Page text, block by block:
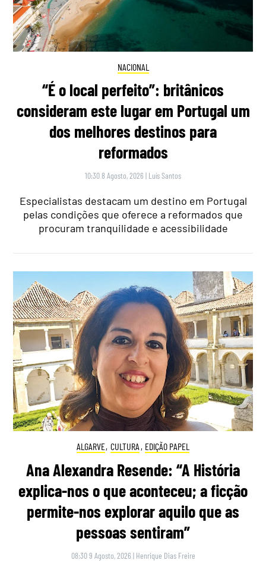
NACIONAL
“É o local perfeito”: britânicos
consideram este lugar em Portugal um
dos melhores destinos para
reformados
10:30 8 Agosto, 2026 | Luís Santos
Especialistas destacam um destino em Portugal
pelas condições que oferece a reformados que
procuram tranquilidade e acessibilidade
ALGARVE, CULTURA , EDIÇÃO PAPEL
Ana Alexandra Resende: “A História
explica-nos o que aconteceu; a ficção
permite-nos explorar aquilo que as
pessoas sentiram”
08:30 9 Agosto, 2026 | Henrique Dias Freire